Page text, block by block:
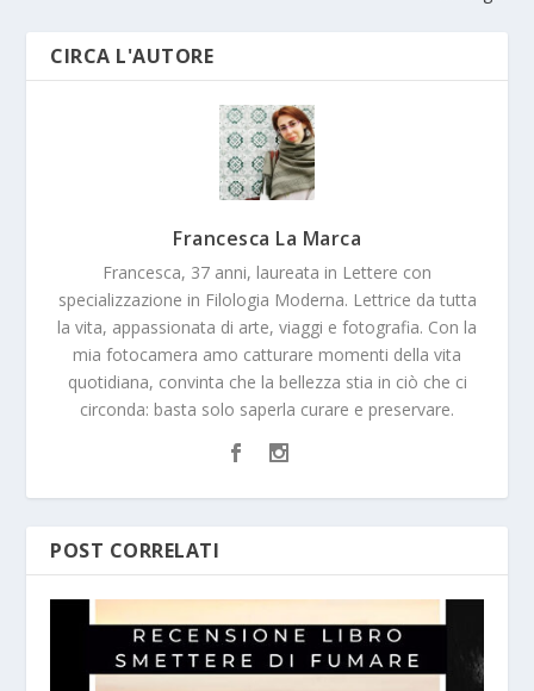
CIRCA L'AUTORE
Francesca La Marca
Francesca, 37 anni, laureata in Lettere con
specializzazione in Filologia Moderna. Lettrice da tutta
la vita, appassionata di arte, viaggi e fotografia. Con la
mia fotocamera amo catturare momenti della vita
quotidiana, convinta che la bellezza stia in ciò che ci
circonda: basta solo saperla curare e preservare.
POST CORRELATI